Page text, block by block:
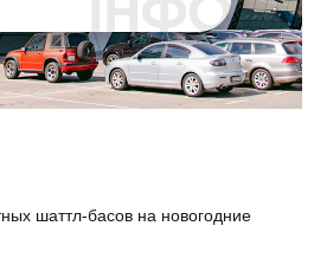
шаттл-басов на новогодние